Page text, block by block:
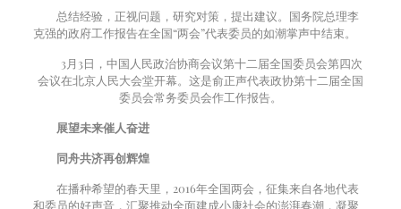
总结经验，正视问题，研究对策，提出建议。国务院总理李
克强的政府工作报告在全国“两会”代表委员的如潮掌声中结束。
3月 3日，中国人民政治协商会议第十二届全国委员会第四次
会议在北京人民大会堂开幕。这是俞正声代表政协第十二届全国
委员会常务委员会作工作报告。
展望未来催人奋进
同舟共济再创辉煌
在播种希望的春天里， 2016年全国两会，征集来自各地代表
和委员的好声音，汇聚推动全面建成小康社会的澎湃春潮，凝聚